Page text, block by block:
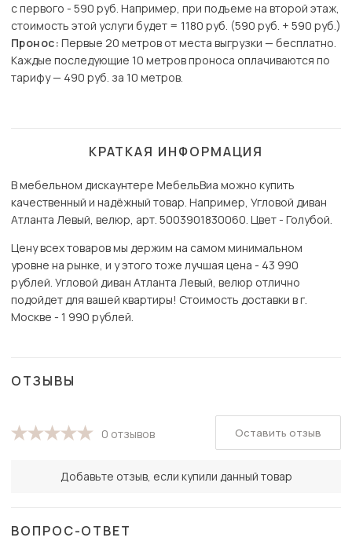
с первого - 590 руб. Например, при подъеме на второй этаж,
стоимость этой услуги будет = 1180 руб. (590 руб. + 590 руб.)
Пронос: Первые 20 метров от места выгрузки — бесплатно.
Каждые последующие 10 метров проноса оплачиваются по
тарифу — 490 руб. за 10 метров.
КРАТКАЯ ИНФОРМАЦИЯ
В мебельном дискаунтере МебельВиа можно купить
качественный и надёжный товар. Например, Угловой диван
Атланта Левый, велюр, арт. 5003901830060. Цвет - Голубой.
Цену всех товаров мы держим на самом минимальном
уровне на рынке, и у этого тоже лучшая цена - 43 990
рублей. Угловой диван Атланта Левый, велюр отлично
подойдет для вашей квартиры! Стоимость доставки в г.
Москве - 1 990 рублей.
ОТЗЫВЫ
0 отзывов
Добавьте отзыв, если купили данный товар
Оставить отзыв
ВОПРОС-ОТВЕТ